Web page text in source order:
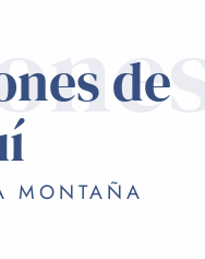
de
MONTAÑA